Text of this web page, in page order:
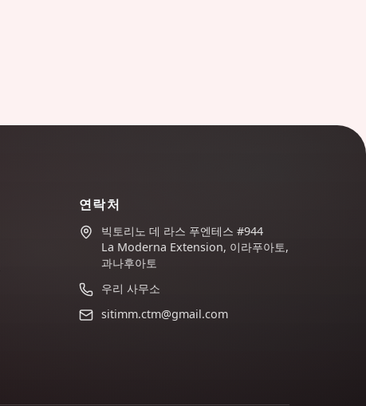
연락처
빅토리노 데 라스 푸엔테스 #944
La Moderna Extension, 이라푸아토,
과나후아토
우리 사무소
sitimm.ctm@gmail.com